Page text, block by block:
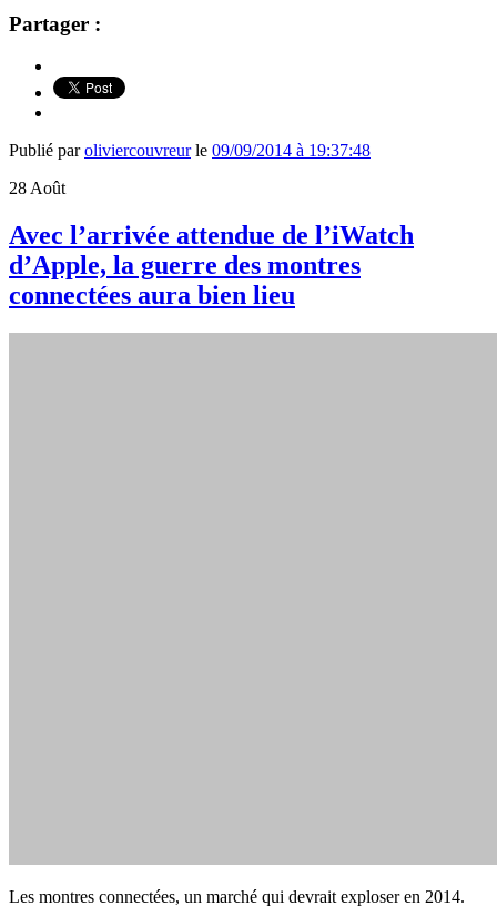
Partager :
Publié paroliviercouvreurle 09/09/2014 à 19:37:48
28 Août
Avec l’arrivée attendue de l’iWatch
d’Apple, la guerre des montres
connectées aura bien lieu
Les montres connectées, un marché qui devrait exploser en 2014.